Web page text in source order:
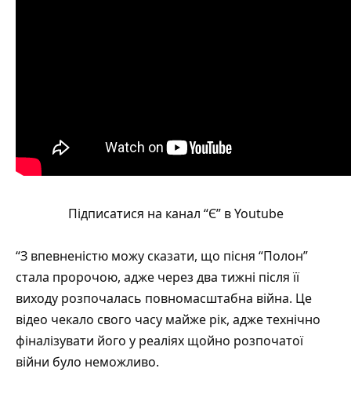
Підписатися на канал “Є” в Youtube
“З впевненістю можу сказати, що пісня “Полон”
стала пророчою, адже через два тижні після її
виходу розпочалась повномасштабна війна. Це
відео чекало свого часу майже рік, адже технічно
фіналізувати його у реаліях щойно розпочатої
війни було неможливо.